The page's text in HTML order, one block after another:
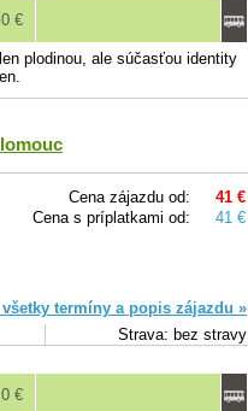
€
plodinou, ale súčasťou identity
Cena zájazdu od:
41 €
Cena s príplatkami od:
41 €
termíny a popis zájazdu »
Strava: bez stravy
€